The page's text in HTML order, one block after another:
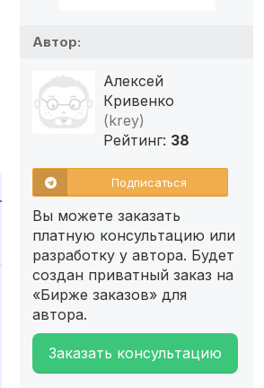
Автор:
Алексей
Кривенко
(krey)
Рейтинг: 38
Подписаться
Вы можете заказать
платную консультацию или
разработку у автора. Будет
создан приватный заказ на
«Бирже заказов» для
автора.
Заказать консультацию